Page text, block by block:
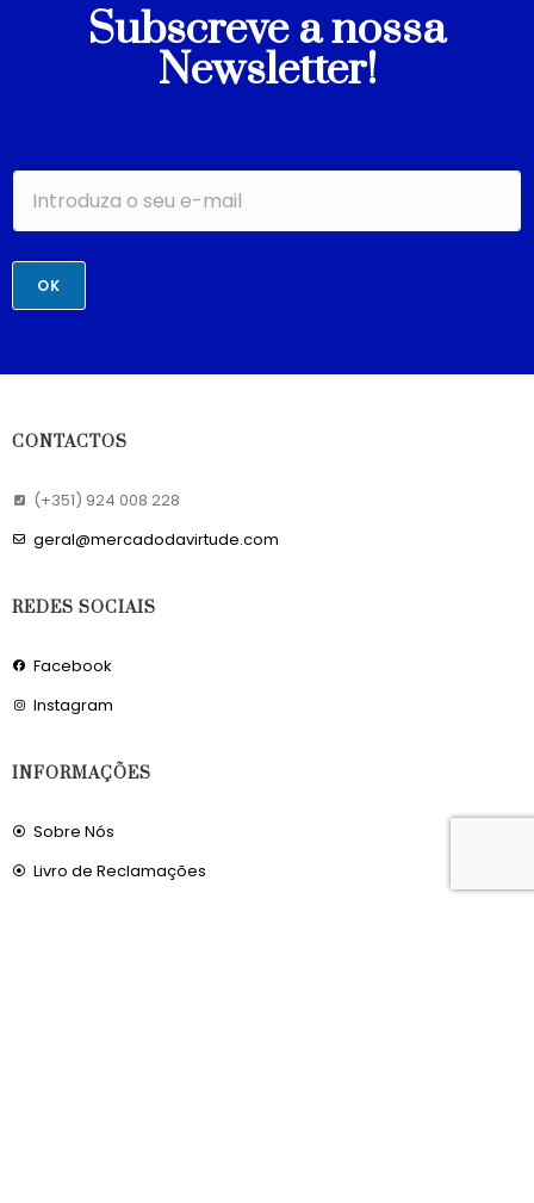
Subscreve a nossa
Newsletter!
OK
CONTACTOS
(+351) 924 008 228
geral@mercadodavirtude.com
REDES SOCIAIS
Facebook
Instagram
INFORMAÇÕES
Sobre Nós
Livro de Reclamações